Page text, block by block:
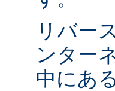
リバー
ンター
中にあ